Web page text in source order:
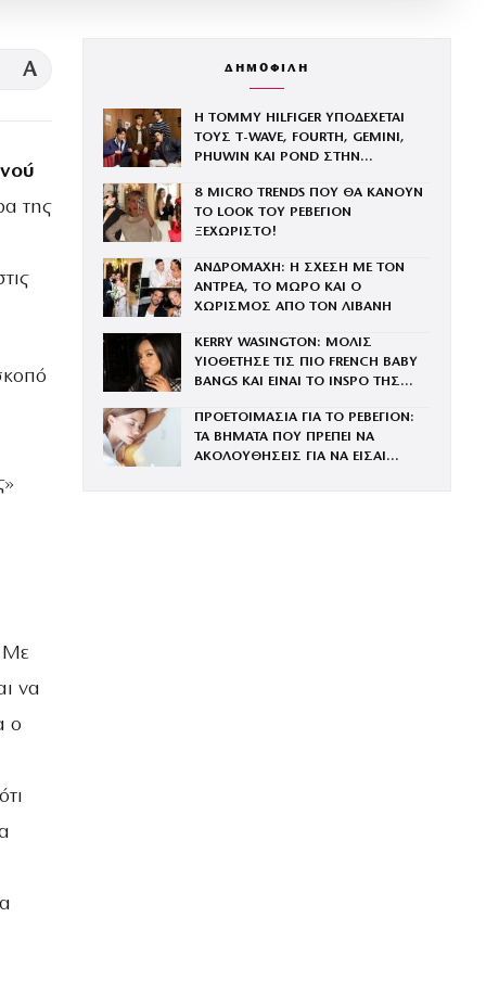
A
της
Με
να
ο
ΔΗΜΟΦΙΛΗ
Η TOMMY HILFIGER ΥΠΟΔΕΧΕΤΑΙ
ΤΟΥΣ Τ-WAVE, FOURTH, GEMINI,
PHUWIN ΚΑΙ POND ΣΤΗΝ
8 MICRO TRENDS ΠΟΥ ΘΑ ΚΑΝΟΥΝ
ΤΟ LOOK ΤΟΥ ΡΕΒΕΓΙΟΝ
ΞΕΧΩΡΙΣΤΟ!
ΑΝΔΡΟΜΑΧΗ: Η ΣΧΕΣΗ ΜΕ ΤΟΝ
ΑΝΤΡΕΑ, ΤΟ ΜΩΡΟ ΚΑΙ Ο
ΧΩΡΙΣΜΟΣ ΑΠΟ ΤΟΝ ΛΙΒΑΝΗ
KERRY WASINGTON: ΜΟΛΙΣ
ΥΙΟΘΕΤΗΣΕ ΤΙΣ ΠΙΟ FRENCH BABY
BANGS ΚΑΙ ΕΙΝΑΙ ΤΟ INSPO ΤΗΣ
ΠΡΟΕΤΟΙΜΑΣΙΑ ΓΙΑ ΤΟ ΡΕΒΕΓΙΟΝ:
ΤΑ ΒΗΜΑΤΑ ΠΟΥ ΠΡΕΠΕΙ ΝΑ
ΑΚΟΛΟΥΘΗΣΕΙΣ ΓΙΑ ΝΑ ΕΙΣΑΙ